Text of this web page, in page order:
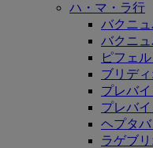
ハ・マ・ラ行
バクニ
バクニ
ピフェ
ブリデ
プレバ
プレバ
ヘプタ
ラゲブ